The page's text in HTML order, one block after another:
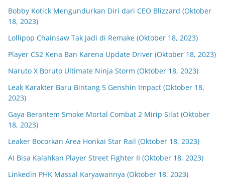
Bobby Kotick Mengundurkan Diri dari CEO Blizzard (Oktober
18, 2023)
Lollipop Chainsaw Tak Jadi di Remake (Oktober 18, 2023)
Player CS2 Kena Ban Karena Update Driver (Oktober 18, 2023)
Naruto X Boruto Ultimate Ninja Storm (Oktober 18, 2023)
Leak Karakter Baru Bintang 5 Genshin Impact (Oktober 18,
2023)
Gaya Berantem Smoke Mortal Combat 2 Mirip Silat (Oktober
18, 2023)
Leaker Bocorkan Area Honkai Star Rail (Oktober 18, 2023)
AI Bisa Kalahkan Player Street Fighter II (Oktober 18, 2023)
Linkedin PHK Massal Karyawannya (Oktober 18, 2023)